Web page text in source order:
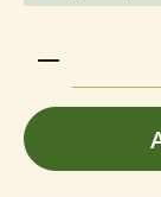
Quantité